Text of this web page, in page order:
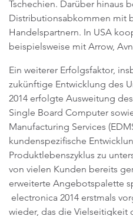
Tschechien. Darüber hinaus
Distributionsabkommen mit
Handelspartnern. In USA
beispielsweise mit Arrow,
Ein weiterer Erfolgsfaktor,
zukünftige Entwicklung des
2014 erfolgte Ausweitung
Single Board Computer
Manufacturing Services
kundenspezifische
Produktlebenszyklus zu
von vielen Kunden bereits
erweiterte Angebotspalette
electronica 2014 erstmals
wieder, das die Vielseitigkeit